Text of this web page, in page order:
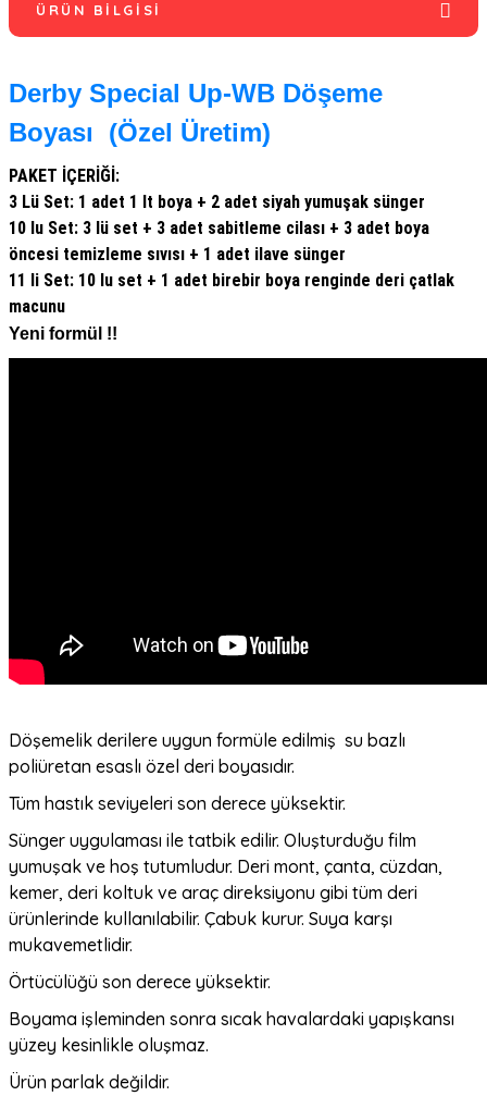
ÜRÜN BILGISI
Derby Special Up-WB Döşeme
Boyası (Özel Üretim)
PAKET İÇERİĞİ:
3 Lü Set: 1 adet 1 lt boya + 2 adet siyah yumuşak sünger
10 lu Set: 3 lü set + 3 adet sabitleme cilası + 3 adet boya
öncesi temizleme sıvısı + 1 adet ilave sünger
11 li Set: 10 lu set + 1 adet birebir boya renginde deri çatlak
macunu
Yeni formül !!
Döşemelik derilere uygun formüle edilmiş su bazlı
poliüretan esaslı özel deri boyasıdır.
Tüm hastık seviyeleri son derece yüksektir.
Sünger uygulaması ile tatbik edilir. Oluşturduğu film
yumuşak ve hoş tutumludur. Deri mont, çanta, cüzdan,
kemer, deri koltuk ve araç direksiyonu gibi tüm deri
ürünlerinde kullanılabilir. Çabuk kurur. Suya karşı
mukavemetlidir.
Örtücülüğü son derece yüksektir.
Boyama işleminden sonra sıcak havalardaki yapışkansı
yüzey kesinlikle oluşmaz.
Ürün parlak değildir.